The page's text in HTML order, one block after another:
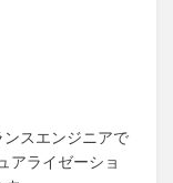
スエンジニアで
アライゼーショ